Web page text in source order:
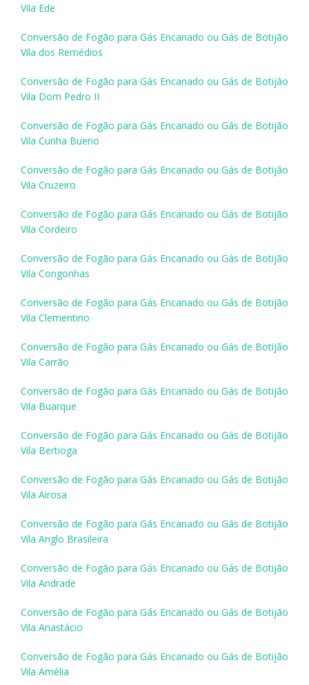
Vila Ede
Conversão de Fogão para Gás Encanado ou Gás de Botijão
Vila dos Remédios
Conversão de Fogão para Gás Encanado ou Gás de Botijão
Vila Dom Pedro II
Conversão de Fogão para Gás Encanado ou Gás de Botijão
Vila Cunha Bueno
Conversão de Fogão para Gás Encanado ou Gás de Botijão
Vila Cruzeiro
Conversão de Fogão para Gás Encanado ou Gás de Botijão
Vila Cordeiro
Conversão de Fogão para Gás Encanado ou Gás de Botijão
Vila Congonhas
Conversão de Fogão para Gás Encanado ou Gás de Botijão
Vila Clementino
Conversão de Fogão para Gás Encanado ou Gás de Botijão
Vila Carrão
Conversão de Fogão para Gás Encanado ou Gás de Botijão
Vila Buarque
Conversão de Fogão para Gás Encanado ou Gás de Botijão
Vila Bertioga
Conversão de Fogão para Gás Encanado ou Gás de Botijão
Vila Airosa
Conversão de Fogão para Gás Encanado ou Gás de Botijão
Vila Anglo Brasileira
Conversão de Fogão para Gás Encanado ou Gás de Botijão
Vila Andrade
Conversão de Fogão para Gás Encanado ou Gás de Botijão
Vila Anastácio
Conversão de Fogão para Gás Encanado ou Gás de Botijão
Vila Amélia